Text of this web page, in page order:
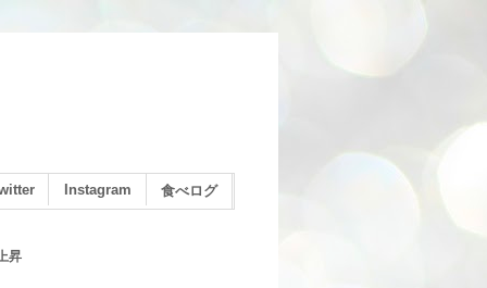
Instagram 食べログ
昇